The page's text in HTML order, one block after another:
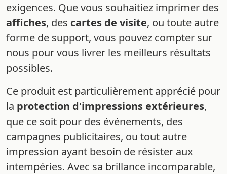
exigences. Que vous souhaitiez imprimer des
affiches, des cartes de visite, ou toute autre
forme de support, vous pouvez compter sur
nous pour vous livrer les meilleurs résultats
possibles.
Ce produit est particulièrement apprécié pour
la protection d'impressions extérieures,
que ce soit pour des événements, des
campagnes publicitaires, ou tout autre
impression ayant besoin de résister aux
intempéries. Avec sa brillance incomparable,